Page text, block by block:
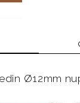
Ø12mm